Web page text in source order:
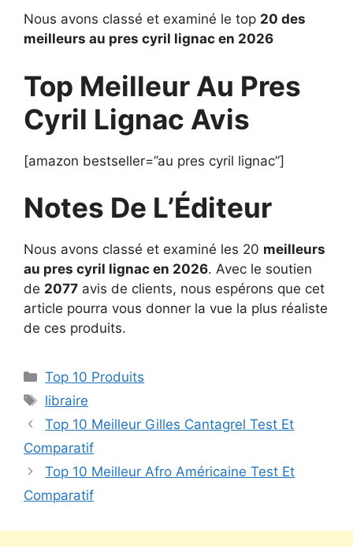
Nous avons classé et examiné le top 20 des
meilleurs au pres cyril lignac en 2026
Top Meilleur Au Pres
Cyril Lignac Avis
[amazon bestseller=”au pres cyril lignac”]
Notes De L’Éditeur
Nous avons classé et examiné les 20 meilleurs
au pres cyril lignac en 2026. Avec le soutien
de 2077 avis de clients, nous espérons que cet
article pourra vous donner la vue la plus réaliste
de ces produits.
Top 10 Produits
libraire
Top 10 Meilleur Gilles Cantagrel Test Et
Comparatif
Top 10 Meilleur Afro Américaine Test Et
Comparatif